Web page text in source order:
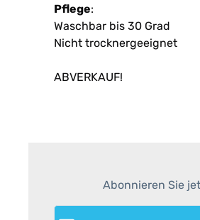
Pflege:
Waschbar bis 30 Grad
Nicht trocknergeeignet
ABVERKAUF!
Abonnieren Sie
E-Mail-Adresse*